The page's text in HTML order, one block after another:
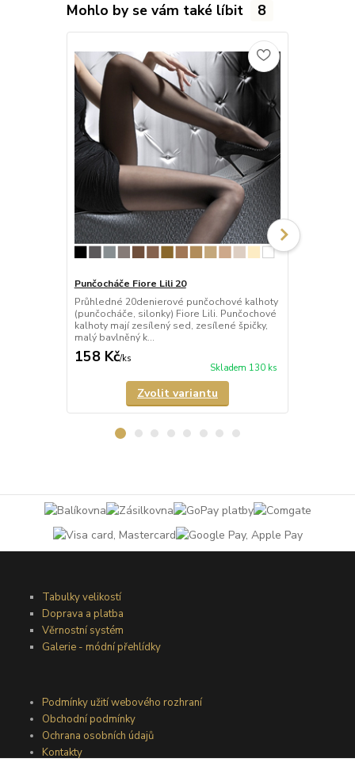
Mohlo by se vám také líbit 8
Punčocháče Fiore Lili 20
Průhledné 20denierové punčochové kalhoty
(punčocháče, silonky) Fiore Lili. Punčochové
kalhoty mají zesílený sed, zesílené špičky,
malý bavlněný k...
158 Kč/ks
Skladem 130 ks
Zvolit variantu
Tabulky velikostí
Doprava a platba
Věrnostní systém
Galerie - módní přehlídky
Podmínky užití webového rozhraní
Obchodní podmínky
Ochrana osobních údajů
Kontakty